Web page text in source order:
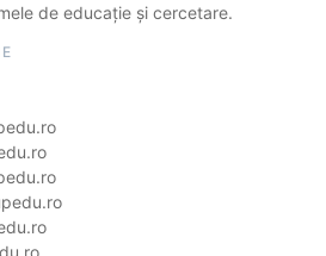
de educație și cercetare.